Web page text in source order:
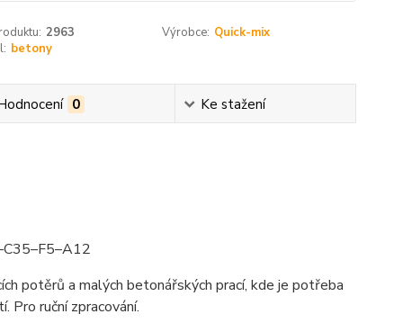
2963 Výrobce: Quick-mix
betony
0 Ke stažení
potěrů a malých betonářských prací, kde je potřeba
Pro ruční zpracování.